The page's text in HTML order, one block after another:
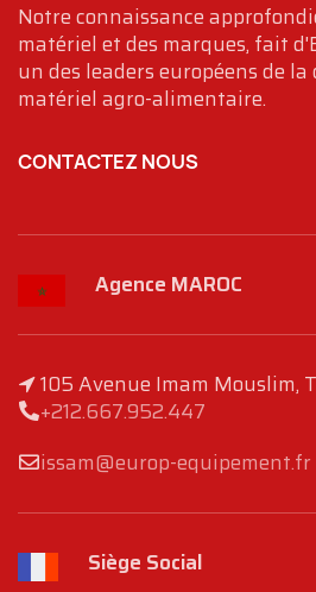
Notre connaissance
matériel et des marques, fait
un des leaders européens de
matériel agro-alimentaire.
CONTACTEZ NOUS
Agence MAROC
105 Avenue Imam Mouslim,
+212.667.952.447
issam@europ-equipement.fr
Siège Social